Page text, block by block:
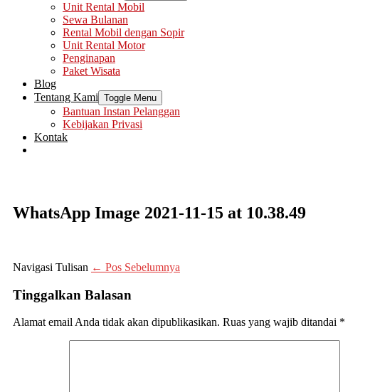
Unit Rental Mobil
Sewa Bulanan
Rental Mobil dengan Sopir
Unit Rental Motor
Penginapan
Paket Wisata
Blog
Tentang Kami Toggle Menu
Bantuan Instan Pelanggan
Kebijakan Privasi
Kontak
WhatsApp Image 2021-11-15 at 10.38.49
Navigasi Tulisan ← Pos Sebelumnya
Tinggalkan Balasan
Alamat email Anda tidak akan dipublikasikan. Ruas yang wajib ditandai *